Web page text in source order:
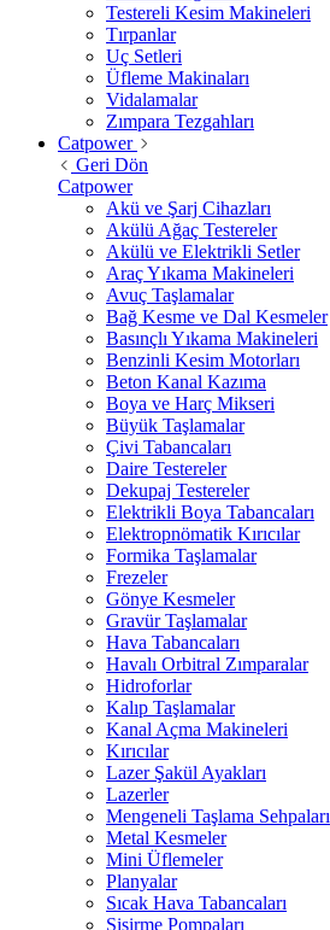
Testereli Kesim Makineleri
Tırpanlar
Uç Setleri
Üfleme Makinaları
Vidalamalar
Zımpara Tezgahları
Catpower
Geri Dön
Catpower
Akü ve Şarj Cihazları
Akülü Ağaç Testereler
Akülü ve Elektrikli Setler
Araç Yıkama Makineleri
Avuç Taşlamalar
Bağ Kesme ve Dal Kesmeler
Basınçlı Yıkama Makineleri
Benzinli Kesim Motorları
Beton Kanal Kazıma
Boya ve Harç Mikseri
Büyük Taşlamalar
Çivi Tabancaları
Daire Testereler
Dekupaj Testereler
Elektrikli Boya Tabancaları
Elektropnömatik Kırıcılar
Formika Taşlamalar
Frezeler
Gönye Kesmeler
Gravür Taşlamalar
Hava Tabancaları
Havalı Orbitral Zımparalar
Hidroforlar
Kalıp Taşlamalar
Kanal Açma Makineleri
Kırıcılar
Lazer Şakül Ayakları
Lazerler
Mengeneli Taşlama Sehpaları
Metal Kesmeler
Mini Üflemeler
Planyalar
Sıcak Hava Tabancaları
Şişirme Pompaları